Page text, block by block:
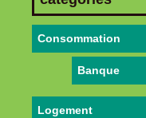
Consommation
Banque
Logement